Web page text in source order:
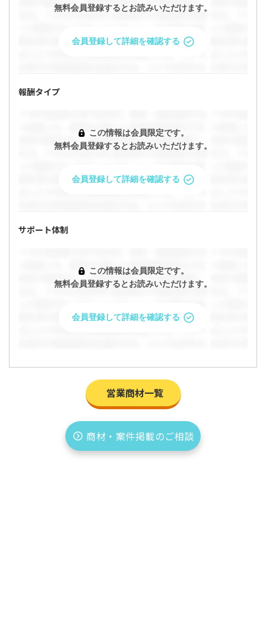
「「ライブ配信アプリ ライバー事務所運営」
無料会員登録するとお読みいただけます。
会員登録して詳細を確認する
報酬タイプ
この情報は会員限定です。
無料会員登録するとお読みいただけます。
会員登録して詳細を確認する
サポート体制
この情報は会員限定です。
無料会員登録するとお読みいただけます。
会員登録して詳細を確認する
営業商材一覧
商材・案件掲載のご相談